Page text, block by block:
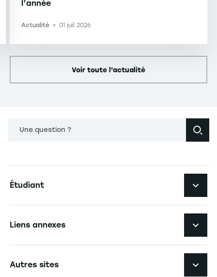
l’année
Actualité -01 juil 2026
Voir toute l'actualité
Une question ?
Étudiant
Liens annexes
Autres sites